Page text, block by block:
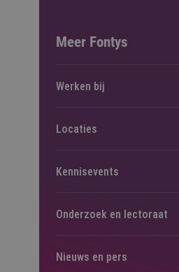
Meer Fontys
Werken bij
Locaties
Kennisevents
Onderzoek en lectoraat
Nieuws en pers